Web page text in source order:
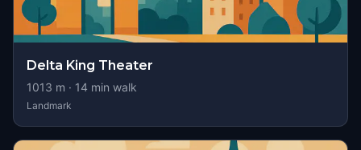
Delta King Theater
1013 m · 14 min walk
Landmark